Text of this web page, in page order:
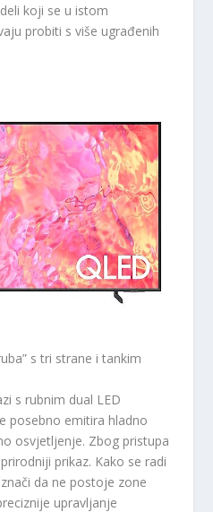
koji se u istom
probiti s više ugrađenih
s tri strane i tankim
s rubnim dual LED
posebno emitira hladno
osvjetljenje. Zbog pristupa
prikaz. Kako se radi
da ne postoje zone
upravljanje